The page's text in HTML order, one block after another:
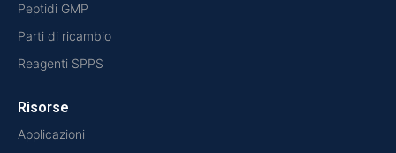
Peptidi GMP
Parti di ricambio
Reagenti SPPS
Risorse
Applicazioni